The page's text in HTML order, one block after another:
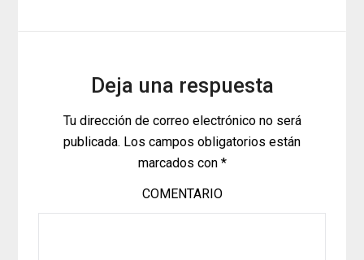
Deja una respuesta
Tu dirección de correo electrónico no será
publicada. Los campos obligatorios están
marcados con *
COMENTARIO